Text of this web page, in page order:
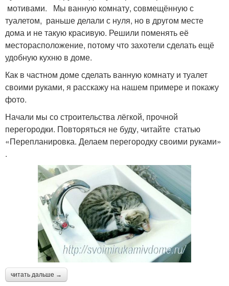
мотивами. Мы ванную комнату, совмещённую с
туалетом, раньше делали с нуля, но в другом месте
дома и не такую красивую. Решили поменять её
месторасположение, потому что захотели сделать ещё
удобную кухню в доме.
Как в частном доме сделать ванную комнату и туалет
своими руками, я расскажу на нашем примере и покажу
фото.
Начали мы со строительства лёгкой, прочной
перегородки. Повторяться не буду, читайте статью
«Перепланировка. Делаем перегородку своими руками»
.
читать дальше →